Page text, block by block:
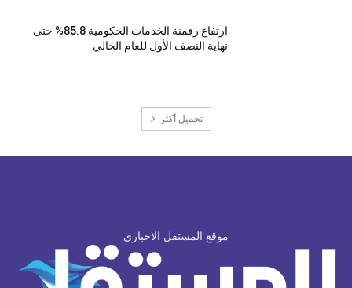
ارتفاع رقمنة الخدمات الحكومية 85.8% حتى
نهاية النصف الأول للعام الحالي
تحميل أكثر
موقع المستقل الاخباري